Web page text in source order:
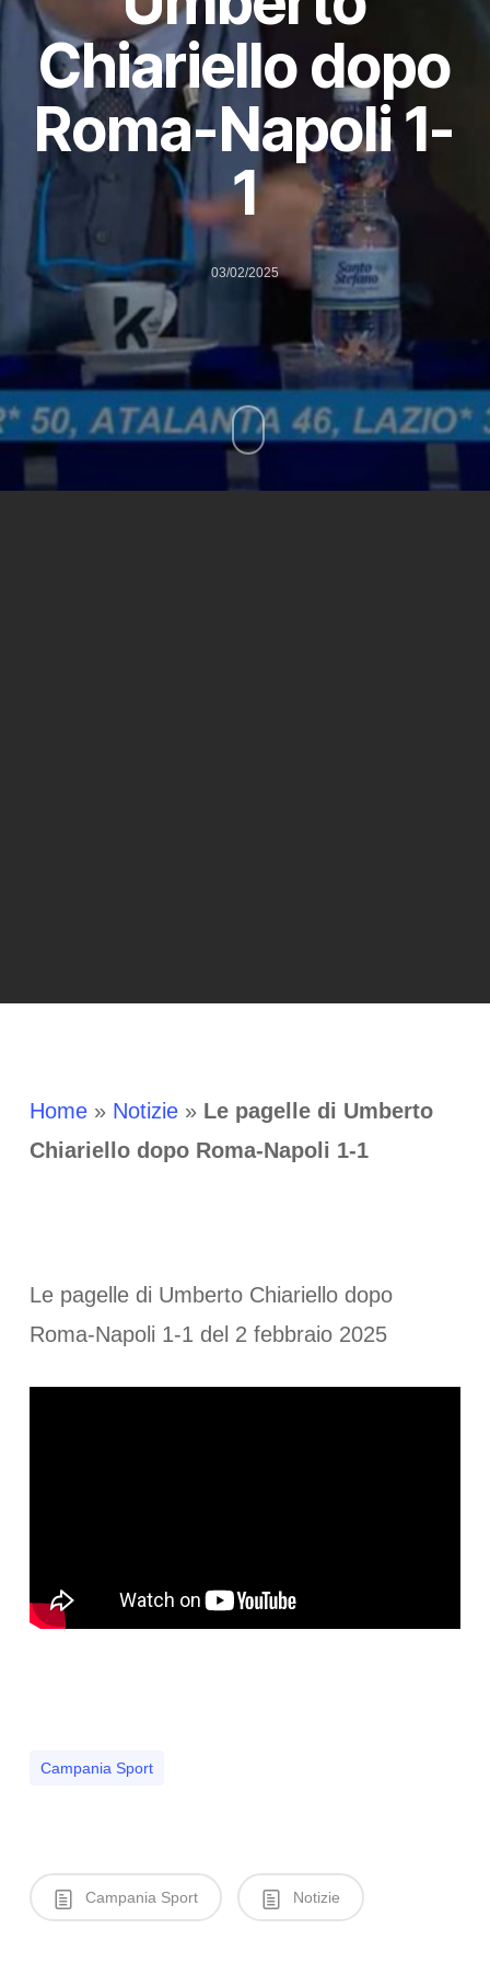
Chiariello dopo
Roma-Napoli 1-
1
03/02/2025
Home» Notizie» Le pagelle di Umberto
Chiariello dopo Roma-Napoli 1-1
Le pagelle di Umberto Chiariello dopo
Roma-Napoli 1-1 del 2 febbraio 2025
Campania Sport
Campania Sport Notizie